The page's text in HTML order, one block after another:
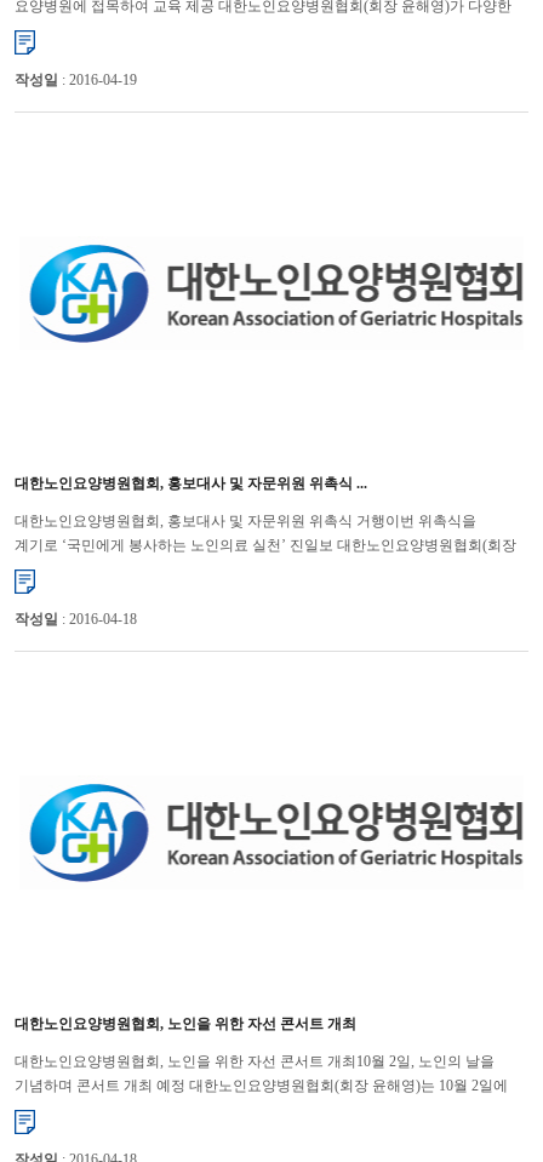
요양병원에 접목하여 교육 제공 대한노인요양병원협회(회장 윤해영)가 다양한
맞춤형 교육을 제공하여 연일 호평을 받고 있다. 협회는 ...
작성일 : 2016-04-19
대한노인요양병원협회, 홍보대사 및 자문위원 위촉식 ...
대한노인요양병원협회, 홍보대사 및 자문위원 위촉식 거행이번 위촉식을
계기로 ‘국민에게 봉사하는 노인의료 실천’ 진일보 대한노인요양병원협회(회장
윤해영)는 7월 9일에 마포가든호텔에서 협회 홍...
작성일 : 2016-04-18
대한노인요양병원협회, 노인을 위한 자선 콘서트 개최
대한노인요양병원협회, 노인을 위한 자선 콘서트 개최10월 2일, 노인의 날을
기념하며 콘서트 개최 예정 대한노인요양병원협회(회장 윤해영)는 10월 2일에
사회적 관심이 필요한 노인을 위하여 자선 콘서트...